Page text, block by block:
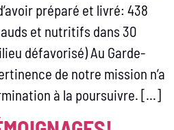
préparé et livré: 438
et nutritifs dans 30
défavorisé) Au Garde-
de notre mission n’a
à la poursuivre. […]